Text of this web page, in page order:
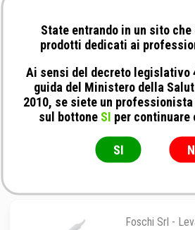
veterinary
Foschi Srl -
State entrando in un sito
prodotti dedicati ai
Ai sensi del decreto legislativo
guida del Ministero della
2010, se siete un
sul bottone SI per continuare
SI